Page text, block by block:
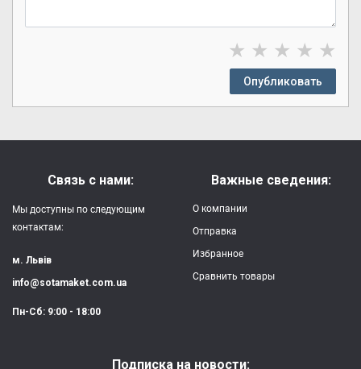
★ ★ ★ ★ ★
Опубликовать
Связь с нами:
Мы доступны по следующим
контактам:
м. Львів
info@sotamaket.com.ua
Пн-Сб: 9:00 - 18:00
Важные сведения:
О компании
Отправка
Избранное
Сравнить товары
Подписка на новости: